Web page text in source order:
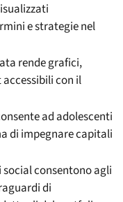
e strategie nel
rende grafici,
con il
ad adolescenti
di impegnare capitali
consentono agli
di